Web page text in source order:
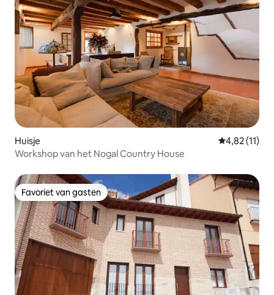
Huisje Gemiddelde
4,82 (11)
Workshop van het Nogal Country House
Favoriet van gasten
Favoriet van gasten